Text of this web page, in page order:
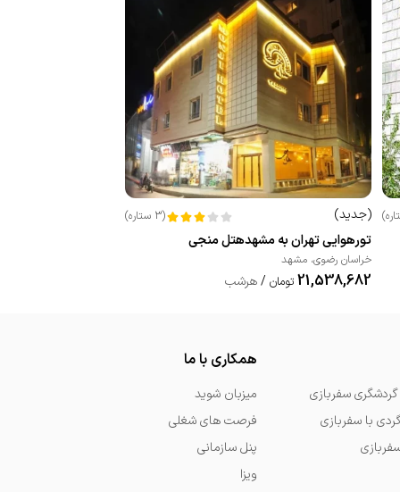
)
(جدید)
(
3 ستاره)
تورهوایی تهران به مشهدهتل منجی
خراسان رضوی، مشهد
21,538,682 تومان /هرشب
سفربازی
با سفربازی
همکاری با ما
میزبان شوید
فرصت های شغلی
پنل سازمانی
ویزا